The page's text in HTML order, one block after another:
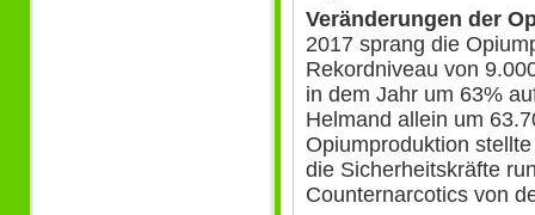
Veränderungen der
2017 sprang die
Rekordniveau von
in dem Jahr um 63%
Helmand allein um
Opiumproduktion
die Sicherheitskräfte
Counternarcotics von